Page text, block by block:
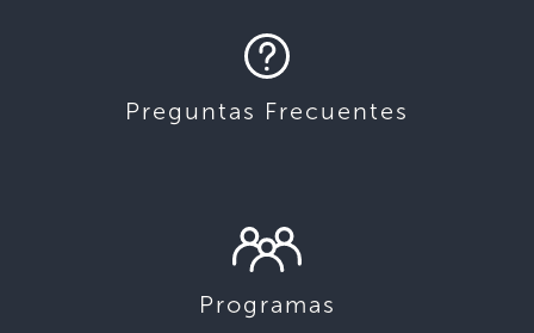
Preguntas Frecuentes
Programas